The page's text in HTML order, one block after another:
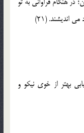
انديشند. (21)
بهتر از خوي نيکو و